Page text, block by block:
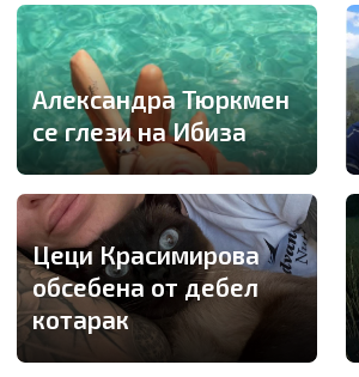
Александра Тюркмен
се глези на Ибиза
Цеци Красимирова
обсебена от дебел
котарак